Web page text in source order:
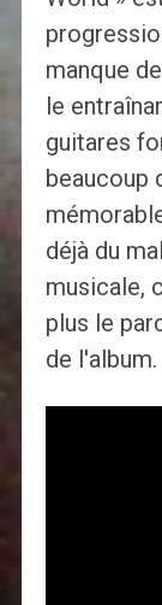
manque
le
guitares
beaucoup
déjà du
musicale,
plus le
de l'album.